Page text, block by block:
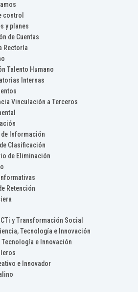
control
y planes
de Cuentas
Rectoría
Talento Humano
Internas
Vinculación a Terceros
Información
Clasificación
de Eliminación
Retención
y Transformación Social
Tecnología e Innovación
e Innovación
e Innovador